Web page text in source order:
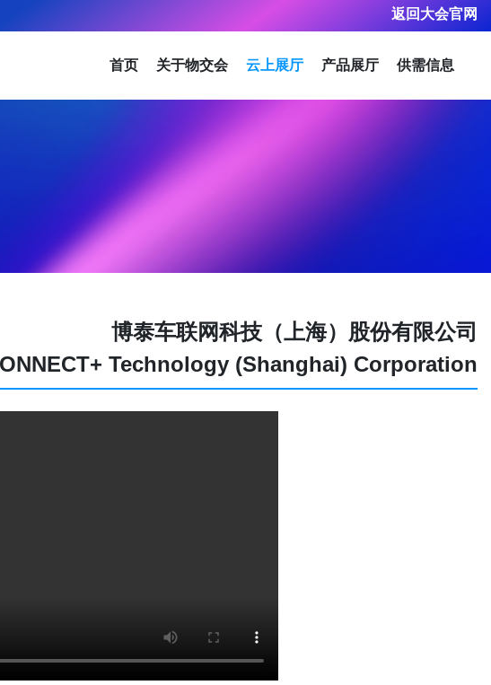
返回大会官网
首页 关于物交会 云上展厅 产品展厅 供需信息
博泰车联网科技（上海）股份有限公司
Technology (Shanghai) Corporation